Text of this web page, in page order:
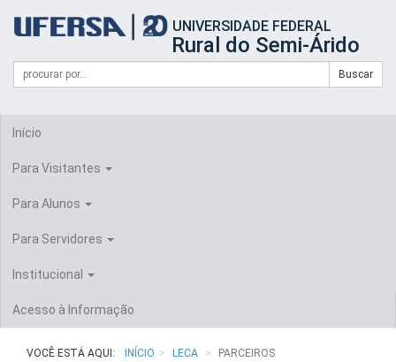
portal
UFERSA
UNIVERSIDADE FEDERAL
Rural do Semi-Árido
Formulário
Busca
Campo
de
Buscar
Início
Para Visitantes
Para Alunos
Para Servidores
Institucional
Acesso à Informação
VOCÊ ESTÁ AQUI: INÍCIO LECA PARCEIROS